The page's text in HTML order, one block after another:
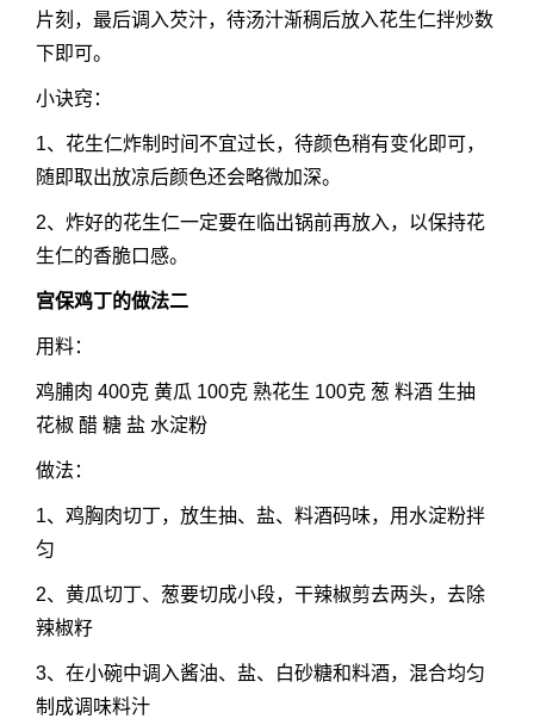
片刻，最后调入芡汁，待汤汁渐稠后放入花生仁拌炒数
下即可。
小诀窍：
1、花生仁炸制时间不宜过长，待颜色稍有变化即可，
随即取出放凉后颜色还会略微加深。
2、炸好的花生仁一定要在临出锅前再放入，以保持花
生仁的香脆口感。
宫保鸡丁的做法二
用料：
鸡脯肉 400克 黄瓜 100克 熟花生 100克 葱 料酒 生抽
花椒 醋 糖 盐 水淀粉
做法：
1、鸡胸肉切丁，放生抽、盐、料酒码味，用水淀粉拌
匀
2、黄瓜切丁、葱要切成小段，干辣椒剪去两头，去除
辣椒籽
3、在小碗中调入酱油、盐、白砂糖和料酒，混合均匀
制成调味料汁